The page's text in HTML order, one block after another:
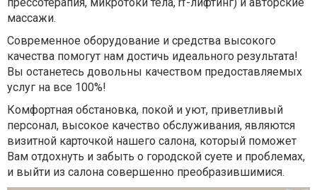
прессотерапия, микротоки тела, rf-лифтинг) и авторские
массажи.
Современное оборудование и средства высокого
качества помогут нам достичь идеального результата!
Вы останетесь довольны качеством предоставляемых
услуг на все 100%!
Комфортная обстановка, покой и уют, приветливый
персонал, высокое качество обслуживания, являются
визитной карточкой нашего салона, который поможет
Вам отдохнуть и забыть о городской суете и проблемах,
и выйти из салона совершенно преобразившимися.